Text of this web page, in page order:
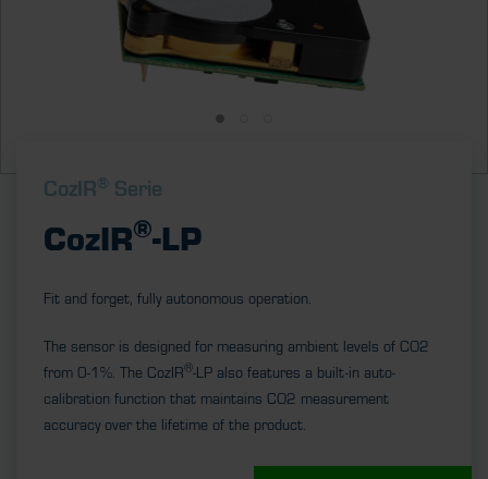
CozIR® Serie
CozIR®-LP
Fit and forget, fully autonomous operation.
The sensor is designed for measuring ambient levels of CO2
from 0-1%. The CozIR®-LP also features a built-in auto-
calibration function that maintains CO2 measurement
accuracy over the lifetime of the product.